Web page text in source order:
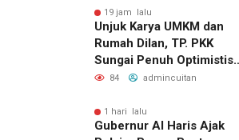
19 jam lalu
Unjuk Karya UMKM dan
Rumah Dilan, TP. PKK
Sungai Penuh Optimistis
Raih Juara di Tingkat
84 admincuitan
1 hari lalu
Gubernur Al Haris Ajak